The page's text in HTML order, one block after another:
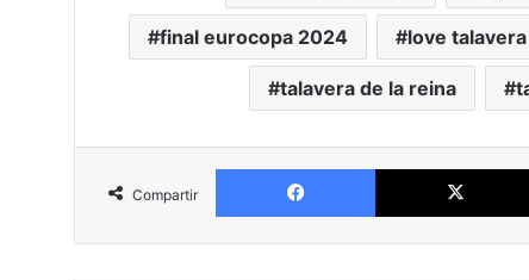
final eurocopa 2024 love talavera
talavera de la reina
Compartir
Facebook